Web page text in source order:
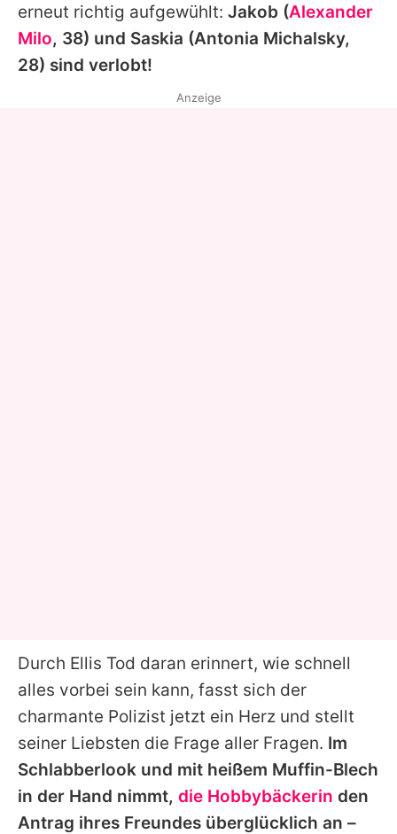
erneut richtig aufgewühlt: Jakob (Alexander
Milo, 38) und Saskia (Antonia Michalsky,
28) sind verlobt!
Durch Ellis Tod daran erinnert, wie schnell
alles vorbei sein kann, fasst sich der
charmante Polizist jetzt ein Herz und stellt
seiner Liebsten die Frage aller Fragen. Im
Schlabberlook und mit heißem Muffin-Blech
in der Hand nimmt, die Hobbybäckerin den
Antrag ihres Freundes überglücklich an –
Anzeige